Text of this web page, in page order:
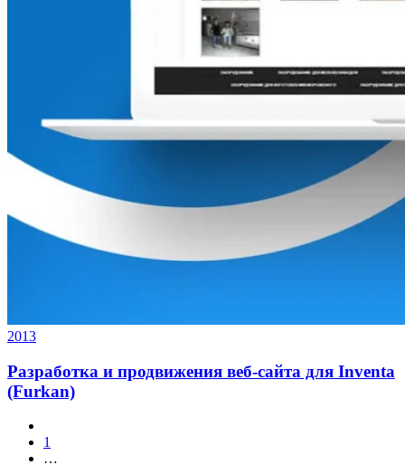
2013
Разработка и продвижения веб-сайта для Inventa
(Furkan)
1
…